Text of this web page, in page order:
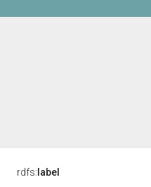
rdfs: label